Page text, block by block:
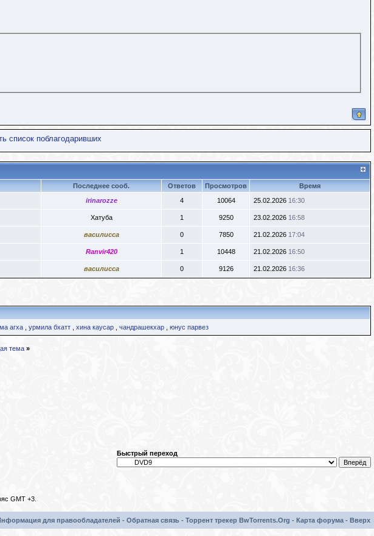
список поблагодаривших
Последнее сооб. Ответов Просмотров Время
irinarozze 4 10064 25.02.2026 16:30
Хатуба 1 9250 23.02.2026 16:58
василисса 0 7850 21.02.2026 17:04
Ranvir420 1 10448 21.02.2026 16:50
василисса 0 9126 21.02.2026 16:36
агха урмила бхатт хина каусар чандрашекхар юнус парвез
тема »
Быстрый переход
GMT +3.
для правообладателей - Обратная связь - Торрент трекер BwTorrents.Org - Карта форума - Вверх